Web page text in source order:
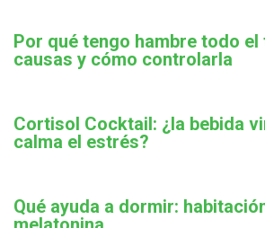
Por qué tengo hambre todo el
causas y cómo controlarla
Cortisol Cocktail: ¿la bebida
calma el estrés?
Qué ayuda a dormir: